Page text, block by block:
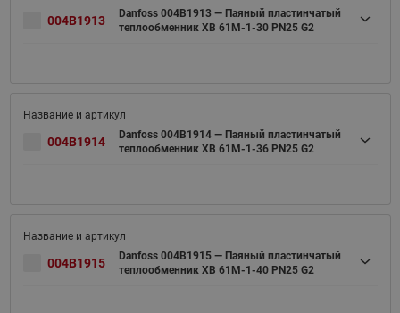
004B1913
Danfoss 004B1913 — Паяный пластинчатый
теплообменник XB 61M-1-30 PN25 G2
004B1914
Danfoss 004B1914 — Паяный пластинчатый
теплообменник XB 61M-1-36 PN25 G2
004B1915
Danfoss 004B1915 — Паяный пластинчатый
теплообменник XB 61M-1-40 PN25 G2